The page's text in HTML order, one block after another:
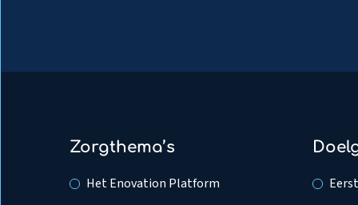
Zorgthema’s
Het Enovation Platform